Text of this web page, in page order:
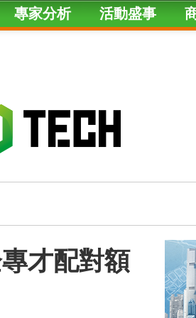
專家分析 活動盛事
才配對額